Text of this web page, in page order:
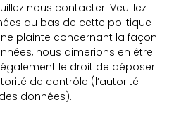
nous contacter. Veuillez
au bas de cette politique
plainte concernant la façon
nous aimerions en être
le droit de déposer
de contrôle (l’autorité
données).